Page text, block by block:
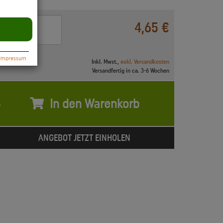
4,65 €
Inkl. Mwst., exkl. Versandkosten
Versandfertig in ca. 3-6 Wochen
In den Warenkorb
ANGEBOT JETZT EINHOLEN
Impressum